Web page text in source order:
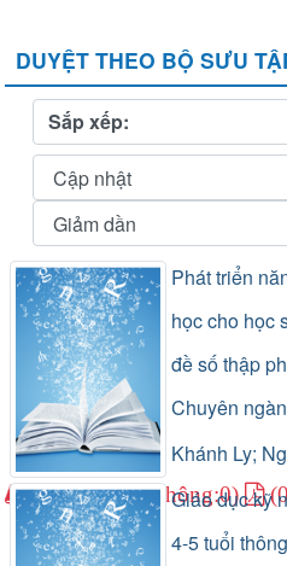
DUYỆT THEO BỘ SƯU
Sắp xếp:
Phát triển
học cho học
đề số thập
Chuyên
Khánh Ly;
(1) (Lượt lưu thông:0)
Giáo dục kỹ
4-5 tuổi